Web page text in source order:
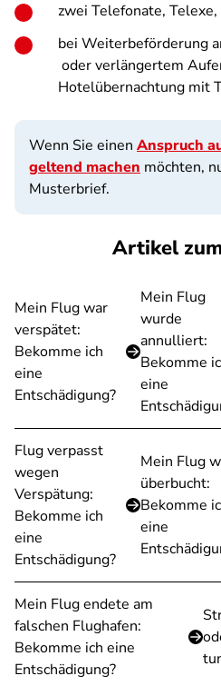
zwei Telefonate,
bei Weiterbeförderung
oder verlängertem
Hotelübernachtung mit
Wenn Sie einen Anspruch
geltend machen möchten,
Musterbrief.
Artikel
Mein Flug war
verspätet:
Bekomme ich
eine
Entschädigung?
Mein Flug
wurde
annulliert:
Bekomme
eine
Flug verpasst
wegen
Verspätung:
Bekomme ich
eine
Entschädigung?
Mein Flug
überbucht:
Bekomme
eine
Mein Flug endete am
falschen Flughafen:
Bekomme ich eine
Entschädigung?